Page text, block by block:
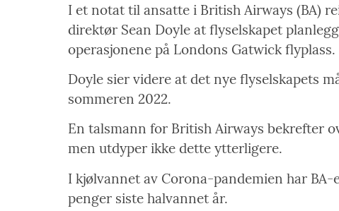
I et notat til ansatte i British Airways (BA)
direktør Sean Doyle at flyselskapet
operasjonene på Londons Gatwick flyplass.
Doyle sier videre at det nye flyselskapets
sommeren 2022.
En talsmann for British Airways bekrefter
men utdyper ikke dette ytterligere.
I kjølvannet av Corona-pandemien har
penger siste halvannet år.